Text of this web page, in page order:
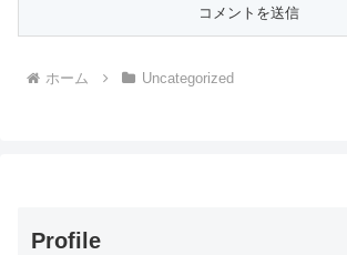
ホーム Uncategorized
Profile